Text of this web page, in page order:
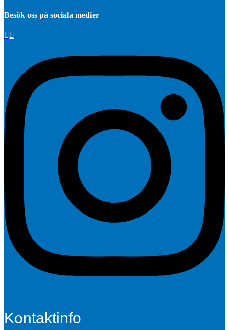
Besök oss på sociala medier
Kontaktinfo